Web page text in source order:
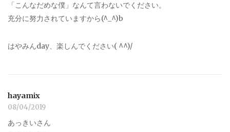
「こんなだめな僕」なんて言わないでください。
充分に努力されていますから(^_^)b
はやみんday、楽しんでください( ^^)/
hayamix
08/04/2019
あっきいさん